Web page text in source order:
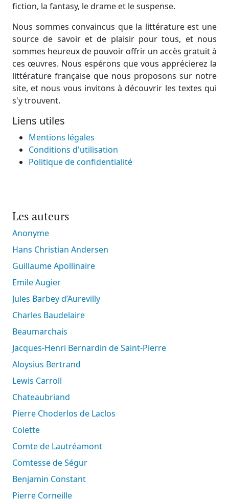
fiction, la fantasy, le drame et le suspense.
Nous sommes convaincus que la littérature est une
source de savoir et de plaisir pour tous, et nous
sommes heureux de pouvoir offrir un accès gratuit à
ces œuvres. Nous espérons que vous apprécierez la
littérature française que nous proposons sur notre
site, et nous vous invitons à découvrir les textes qui
s'y trouvent.
Liens utiles
Mentions légales
Conditions d'utilisation
Politique de confidentialité
Les auteurs
Anonyme
Hans Christian Andersen
Guillaume Apollinaire
Emile Augier
Jules Barbey d’Aurevilly
Charles Baudelaire
Beaumarchais
Jacques-Henri Bernardin de Saint-Pierre
Aloysius Bertrand
Lewis Carroll
Chateaubriand
Pierre Choderlos de Laclos
Colette
Comte de Lautréamont
Comtesse de Ségur
Benjamin Constant
Pierre Corneille